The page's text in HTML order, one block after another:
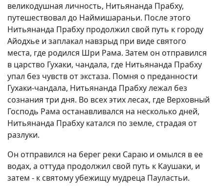
великодушная личность, Нитьянанда Прабху,
путешествовал до Наймишараньи. После этого
Нитьянанда Прабху продолжил свой путь к городу
Айодхье и заплакал навзрыд при виде святого
места, где родился Шри Рама. Затем он отправился
в царство Гухаки, чандала, где Нитьянанда Прабху
упал без чувств от экстаза. Помня о преданности
Гухаки-чандала, Нитьянанда Прабху лежал без
сознания три дня. Во всех этих лесах, где Верховный
Господь Рама останавливался на несколько дней,
Нитьянанда Прабху катался по земле, страдая от
разлуки.
Он отправился на берег реки Сараю и омылся в ее
водах, а оттуда продолжил свой путь к Каушаки, и
затем - к святому убежищу мудреца Пауластьи.